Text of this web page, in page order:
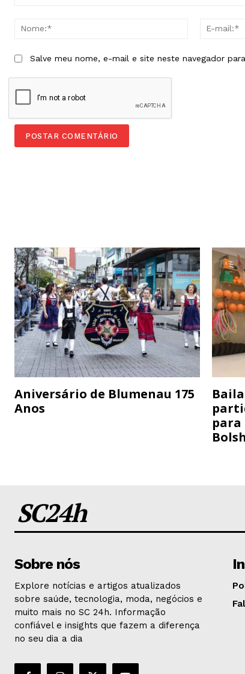
Nome:*
Salve meu nome, e-mail e site neste navegador
Aniversário de Blumenau 175
Anos
para
SC24h
Sobre nós
Explore notícias e artigos atualizados
sobre saúde, tecnologia, moda, negócios e
muito mais no SC 24h. Informação
confiável e insights que fazem a diferença
no seu dia a dia